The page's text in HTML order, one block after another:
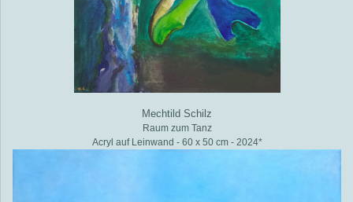
Mechtild Schilz
Raum zum Tanz
Acryl auf Leinwand - 60 x 50 cm - 2024*